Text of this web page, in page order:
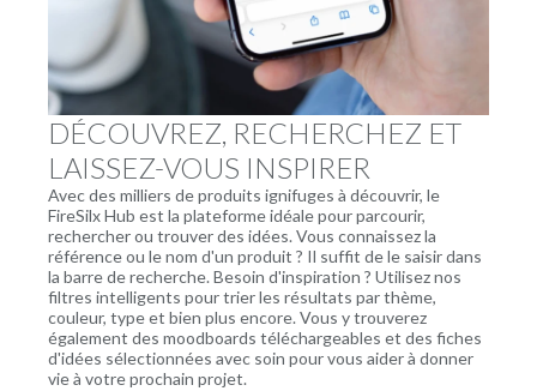
DÉCOUVREZ, RECHERCHEZ ET
LAISSEZ-VOUS INSPIRER
Avec des milliers de produits ignifuges à découvrir, le
FireSilx Hub est la plateforme idéale pour parcourir,
rechercher ou trouver des idées. Vous connaissez la
référence ou le nom d'un produit ? Il suffit de le saisir dans
la barre de recherche. Besoin d'inspiration ? Utilisez nos
filtres intelligents pour trier les résultats par thème,
couleur, type et bien plus encore. Vous y trouverez
également des moodboards téléchargeables et des fiches
d'idées sélectionnées avec soin pour vous aider à donner
vie à votre prochain projet.